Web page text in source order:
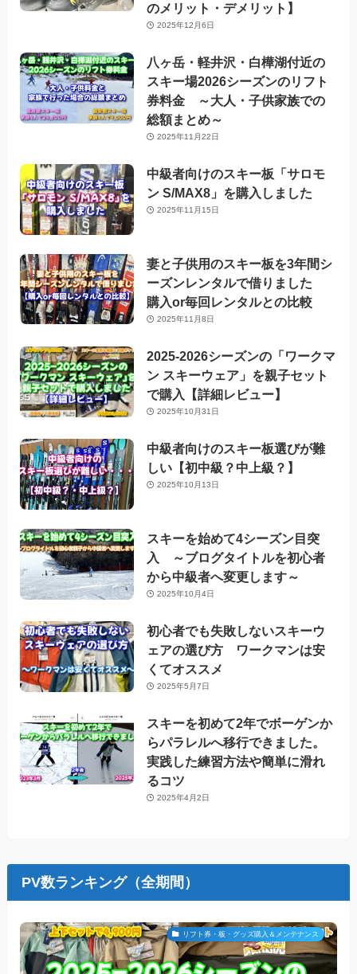
のメリット・デメリット】
2025年12月6日
八ヶ岳・軽井沢・白樺湖付近の
スキー場2026シーズンのリフト
券料金 ～大人・子供家族での
総額まとめ～
2025年11月22日
中級者向けのスキー板「サロモ
ン S/MAX8」を購入しました
2025年11月15日
妻と子供用のスキー板を3年間シ
ーズンレンタルで借りました
購入or毎回レンタルとの比較
2025年11月8日
2025-2026シーズンの「ワークマ
ン スキーウェア」を親子セット
で購入【詳細レビュー】
2025年10月31日
中級者向けのスキー板選びが難
しい【初中級？中上級？】
2025年10月13日
スキーを始めて4シーズン目突
入 ～ブログタイトルを初心者
から中級者へ変更します～
2025年10月4日
初心者でも失敗しないスキーウ
ェアの選び方 ワークマンは安
くてオススメ
2025年5月7日
スキーを初めて2年でボーゲンか
らパラレルへ移行できました。
実践した練習方法や簡単に滑れ
るコツ
2025年4月2日
PV数ランキング（全期間）
リフト券・板・グッズ購入＆メンテナンス